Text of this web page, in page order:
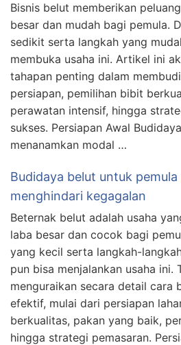
Bisnis belut memberikan
besar dan mudah bagi pemula.
sedikit serta langkah yang
membuka usaha ini. Artikel ini
tahapan penting dalam
persiapan, pemilihan bibit
perawatan intensif, hingga
sukses. Persiapan Awal
menanamkan modal …
Budidaya belut untuk
menghindari kegagalan
Beternak belut adalah usaha
laba besar dan cocok bagi
yang kecil serta langkah-
pun bisa menjalankan usaha ini.
menguraikan secara detail cara
efektif, mulai dari persiapan
berkualitas, pakan yang baik,
hingga strategi pemasaran.